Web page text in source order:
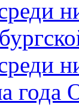
года